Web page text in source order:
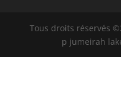
Tous droits réservés
p jumeirah